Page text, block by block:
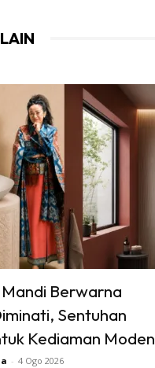
Mandi Berwarna
Sentuhan
Kediaman Moden
- 4 Ogo 2026